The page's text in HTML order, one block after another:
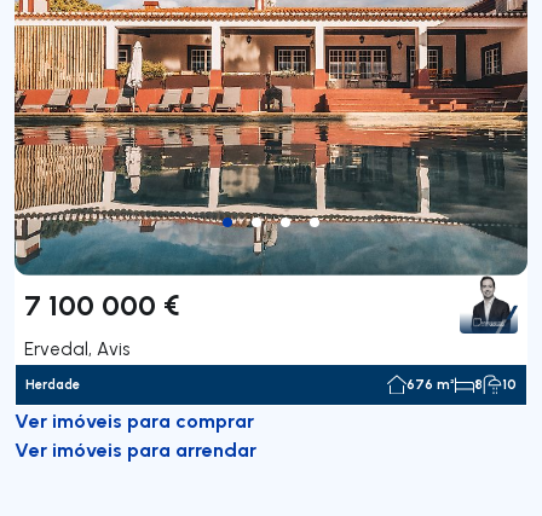
7 100 000 €
Ervedal, Avis
Herdade 676 m² 8 10
Ver imóveis para comprar
Ver imóveis para arrendar